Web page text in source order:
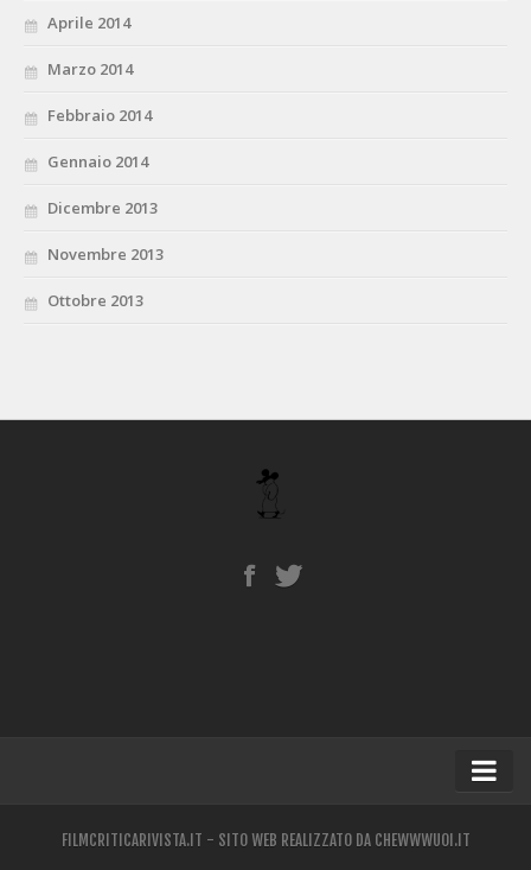
Aprile 2014
Marzo 2014
Febbraio 2014
Gennaio 2014
Dicembre 2013
Novembre 2013
Ottobre 2013
FILMCRITICARIVISTA.IT - SITO WEB REALIZZATO DA CHEWWWUOI.IT